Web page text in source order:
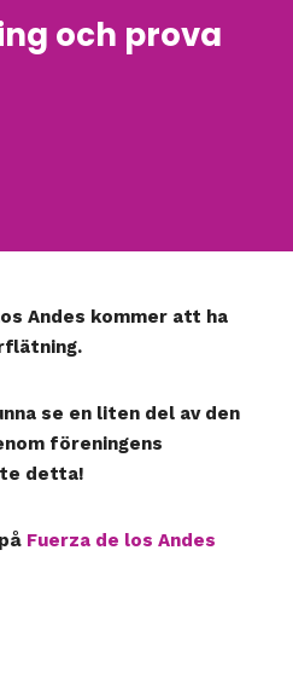
och prova
Andes kommer att ha
se en liten del av den
föreningens
detta!
Fuerza de los Andes